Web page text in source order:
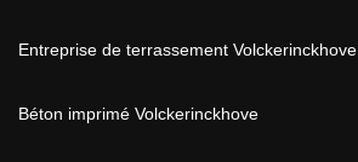
Entreprise de terrassement Volckerinckhove
Béton imprimé Volckerinckhove